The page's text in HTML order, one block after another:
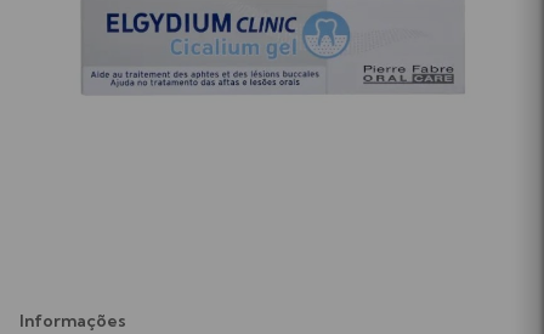
Fraldas, Toalhitas e Muda da Fralda
Higiene Oral
Malas de Maternidade
Informações